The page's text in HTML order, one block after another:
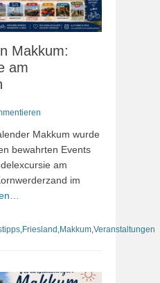
Makkum:
am
Makkum wurde
bewahrten Events
am
im
,Friesland ,Makkum,Veranstaltungen